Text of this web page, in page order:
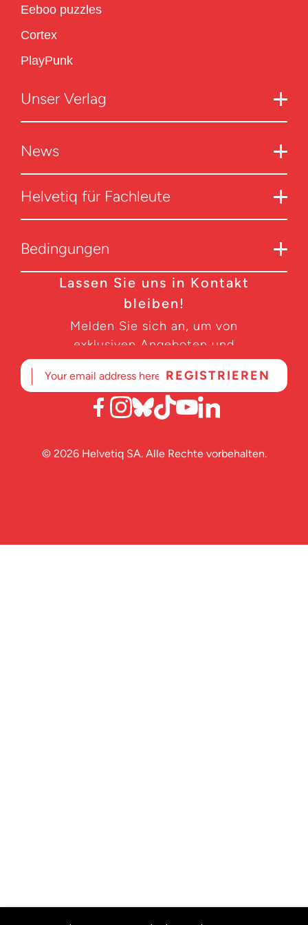
Eeboo puzzles
Cortex
PlayPunk
Unser Verlag
News
Helvetiq für Fachleute
Bedingungen
Lassen Sie uns in Kontakt
bleiben!
Melden Sie sich an, um von
exklusiven Angeboten und
Produktneuheiten zu erfahren.
© 2026 Helvetiq SA. Alle Rechte vorbehalten.